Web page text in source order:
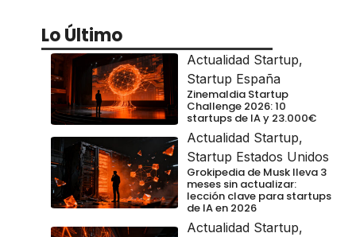
Lo Último
Actualidad Startup,
Startup España
Zinemaldia Startup
Challenge 2026: 10
startups de IA y 23.000€
Actualidad Startup,
Startup Estados Unidos
Grokipedia de Musk lleva 3
meses sin actualizar:
lección clave para startups
de IA en 2026
Actualidad Startup,